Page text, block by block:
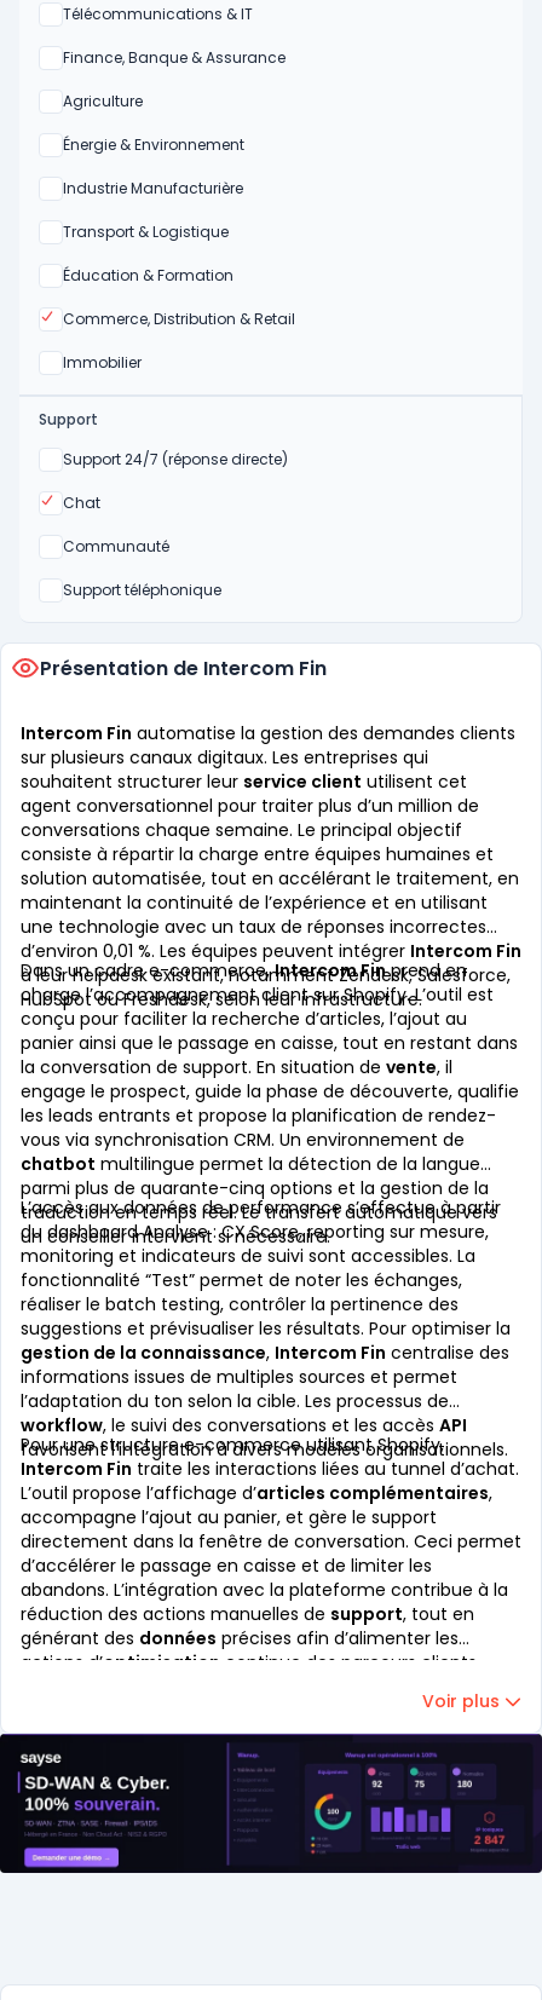
Télécommunications & IT
Oui
Finance, Banque & Assurance
Oui
Agriculture
Oui
Énergie & Environnement
Oui
Industrie Manufacturière
Oui
Transport & Logistique
Oui
Éducation & Formation
Oui
Commerce, Distribution & Retail
Oui
Immobilier
Oui
Support
Support 24/7 (réponse directe)
Non
Chat
Oui
Communauté
Non
Support téléphonique
Non
Présentation de Intercom Fin
Intercom Fin automatise la gestion des demandes clients
sur plusieurs canaux digitaux. Les entreprises qui
souhaitent structurer leur service client utilisent cet
agent conversationnel pour traiter plus d’un million de
conversations chaque semaine. Le principal objectif
consiste à répartir la charge entre équipes humaines et
solution automatisée, tout en accélérant le traitement, en
maintenant la continuité de l’expérience et en utilisant
une technologie avec un taux de réponses incorrectes
d’environ 0,01 %. Les équipes peuvent intégrer Intercom Fin
à leur helpdesk existant, notamment Zendesk, Salesforce,
HubSpot ou Freshdesk, selon leur infrastructure.
Dans un cadre e-commerce,Intercom Finprend en
charge l’accompagnement client sur Shopify. L’outil est
conçu pour faciliter la recherche d’articles, l’ajout au
panier ainsi que le passage en caisse, tout en restant dans
la conversation de support. En situation de vente, il
engage le prospect, guide la phase de découverte, qualifie
les leads entrants et propose la planification de rendez-
vous via synchronisation CRM. Un environnement de
chatbot multilingue permet la détection de la langue
parmi plus de quarante-cinq options et la gestion de la
traduction en temps réel. Le transfert automatique vers
un conseiller intervient si nécessaire.
L’accès aux données de performance s’effectue à partir
du dashboard Analyse : CX Score, reporting sur mesure,
monitoring et indicateurs de suivi sont accessibles. La
fonctionnalité “Test” permet de noter les échanges,
réaliser le batch testing, contrôler la pertinence des
suggestions et prévisualiser les résultats. Pour optimiser la
gestion de la connaissance, Intercom Fin centralise des
informations issues de multiples sources et permet
l’adaptation du ton selon la cible. Les processus de
workflow, le suivi des conversations et les accès API
favorisent l’intégration à divers modèles organisationnels.
Pour une structure e-commerce utilisant Shopify,
Intercom Fin traite les interactions liées au tunnel d’achat.
L’outil propose l’affichage d’articles complémentaires,
accompagne l’ajout au panier, et gère le support
directement dans la fenêtre de conversation. Ceci permet
d’accélérer le passage en caisse et de limiter les
abandons. L’intégration avec la plateforme contribue à la
réduction des actions manuelles de support, tout en
générant des données précises afin d’alimenter les
actions d’optimisation continue des parcours clients.
Voir plus